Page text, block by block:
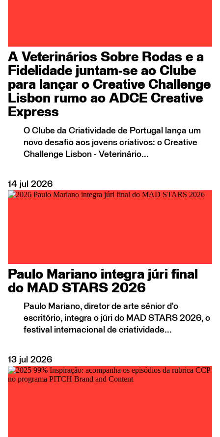
A Veterinários Sobre Rodas e a
Fidelidade juntam-se ao Clube
para lançar o Creative Challenge
Lisbon rumo ao ADCE Creative
Express
O Clube da Criatividade de Portugal lança um
novo desafio aos jovens criativos: o Creative
Challenge Lisbon - Veterinário...
14 jul 2026
Paulo Mariano integra júri final
do MAD STARS 2026
Paulo Mariano, diretor de arte sénior d'o
escritório, integra o júri do MAD STARS 2026, o
festival internacional de criatividade...
13 jul 2026